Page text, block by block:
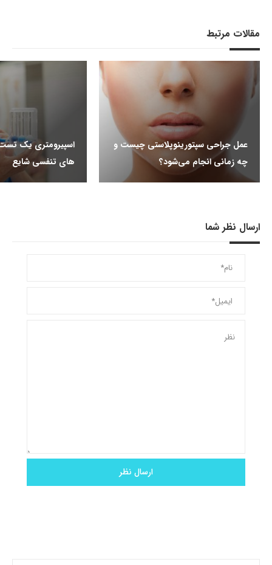
مقالات مرتبط
عمل جراحی سپتورینوپلاستی چیست و
چه زمانی انجام می‌شود؟
اسپیرومتری یک تست
های تنفسی شایع
ارسال نظر شما